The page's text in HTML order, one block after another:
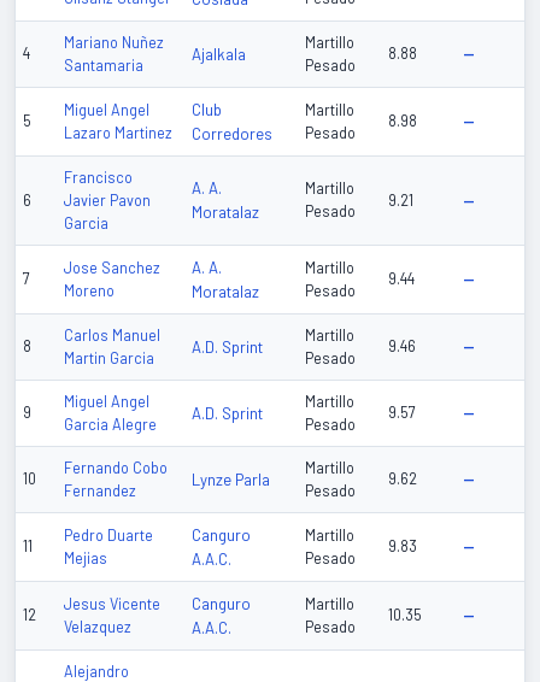
4
Mariano Nuñez
Santamaria
Ajalkala
Martillo
Pesado
8.88 —
5
Miguel Angel
Lazaro Martinez
Club
Corredores
Martillo
Pesado
8.98 —
6
Francisco
Javier Pavon
Garcia
A. A.
Moratalaz
Martillo
Pesado
9.21 —
7
Jose Sanchez
Moreno
A. A.
Moratalaz
Martillo
Pesado
9.44 —
8
Carlos Manuel
Martin Garcia
A.D. Sprint
Martillo
Pesado
9.46 —
9
Miguel Angel
Garcia Alegre
A.D. Sprint
Martillo
Pesado
9.57 —
10
Fernando Cobo
Fernandez
Lynze Parla
Martillo
Pesado
9.62 —
11
Pedro Duarte
Mejias
Canguro
A.A.C.
Martillo
Pesado
9.83 —
12
Jesus Vicente
Velazquez
Canguro
A.A.C.
Martillo
Pesado
10.35 —
Alejandro